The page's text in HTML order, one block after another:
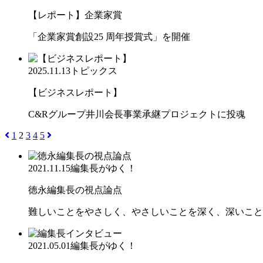
【レポート】企業家賞
「企業家賞創設25 周年授賞式」を開催
2025.11.13 トピックス
【ビジネスレポート】
C&Rグループ井川会長事業承継プロジェクトに投魂
1 2 3 4 5
2021.11.15編集長がゆく！
徳永編集長の視点論点
難しいことをやさしく、やさしいことを深く、深いこ
2021.05.01編集長がゆく！